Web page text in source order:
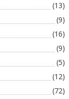
(13)
(9)
(16)
(9)
(5)
(12)
(72)